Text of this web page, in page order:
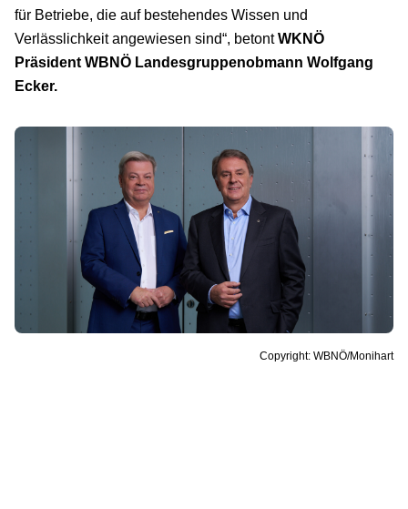
für Betriebe, die auf bestehendes Wissen und
Verlässlichkeit angewiesen sind“, betontWKNÖ
Präsident WBNÖ Landesgruppenobmann Wolfgang
Ecker.
Copyright: WBNÖ/Monihart